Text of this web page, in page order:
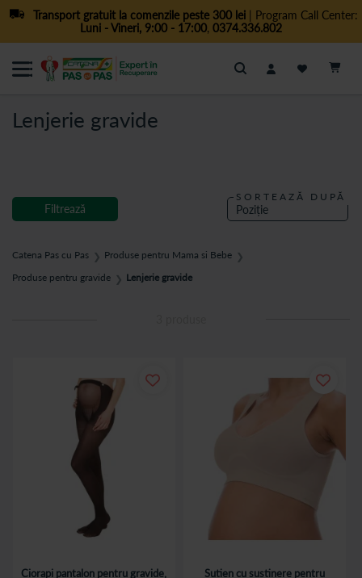
Transport gratuit la comenzile peste 300 lei| Program Call Center:
Luni - Vineri, 9:00 - 17:00, 0374.336.802
Cautare
Lenjerie gravide
Catena Pas cu Pas ❯ Produse pentru Mama si Bebe ❯
Produse pentru gravide ❯ Lenjerie gravide
SORTEAZĂ DUPĂ
Ciorapi pantalon pentru gravide,
Sutien cu sustinere pentru
Filtrează